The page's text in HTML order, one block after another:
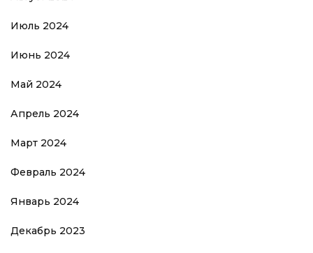
Июль 2024
Июнь 2024
Май 2024
Апрель 2024
Март 2024
Февраль 2024
Январь 2024
Декабрь 2023